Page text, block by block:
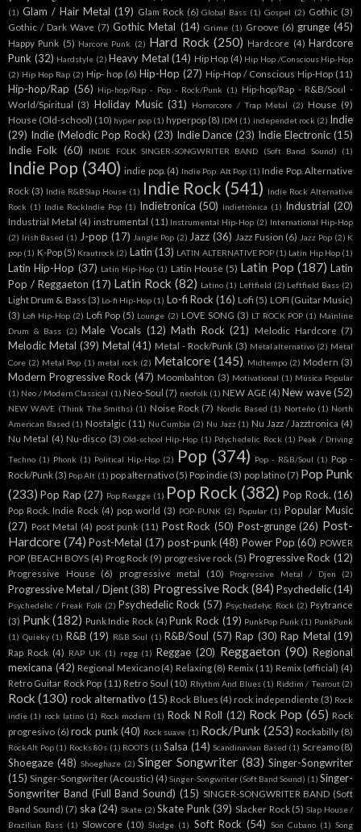
(1) Glam / Hair Metal (19) Glam Rock (6) Global Bass (1) Gospel (2) Gothic (3)
Gothic / Dark Wave (7) Gothic Metal (14) Grime (1) Groove (6) grunge (45)
Happy Punk (5) Harcore Punk (2) Hard Rock (250) Hardcore (4) Hardcore
Punk (32) Hardstyle (2) Heavy Metal (14) Hip Hop (4) Hip Hop /Conscious Hip-Hop
(2) Hip Hop Rap (2) Hip- hop (6) Hip-Hop (27) Hip-Hop / Conscious Hip-Hop (11)
Hip-hop/Rap (56) Hip-hop/Rap - Pop - Rock/Punk (1) Hip-hop/Rap - R&B/Soul -
World/Spiritual (3) Holiday Music (31) Horrorcore / Trap Metal (2) House (9)
House (Old-school) (10) hyper pop (1) hyperpop (8) IDM (1) independet rock (2) Indie
(29) Indie (Melodic Pop Rock) (23) Indie Dance (23) Indie Electronic (15)
Indie Folk (60) INDIE FOLK SINGER-SONGWRITER BAND (Soft Band Sound) (1)
Indie Pop (340) indie pop. (4) Indie Pop. Alt Pop (1) Indie Pop. Alternative
Rock (3) Indie R&BSlap House (1) Indie Rock (541) Indie Rock Alternative
Rock (1) Indie RockIndie Pop (1) Indietronica (50) indietrónica (1) Industrial (20)
Industrial Metal (4) instrumental (11) Instrumental Hip-Hop (2) International Hip-Hop
(2) Irish Based (1) J-pop (17) Jangle Pop (2) Jazz (36) Jazz Fusion (6) Jazz Pop (2) K
pop (1) K-Pop (5) Krautrock (2) Latin (13) LATIN ALTERNATIVE POP (1) Latin Hip Hop (1)
Latin Hip-Hop (37) Latín Hip-Hop (1) Latin House (5) Latin Pop (187) Latin
Pop / Reggaeton (17) Latin Rock (82) Latino (1) Leftfield (2) Leftfield Bass (2)
Light Drum & Bass (3) Lo-fi Hip-Hop (1) Lo-fi Rock (16) Lofi (5) LOFI (Guitar Music)
(3) Lofi Hip-Hop (2) Lofi Pop (5) Lounge (2) LOVE SONG (3) LT ROCK POP (1) Mainline
Drum & Bass (2) Male Vocals (12) Math Rock (21) Melodic Hardcore (7)
Melodic Metal (39) Metal (41) Metal - Rock/Punk (3) Metal alternativo (2) Metal
Core (2) Metal Pop (1) metal rock (2) Metalcore (145) Midtempo (2) Modern (3)
Modern Progressive Rock (47) Moombahton (3) Motivational (1) Música Popular
(1) Neo / Modern Classical (1) Neo-Soul (7) neofolk (1) NEW AGE (4) New wave (52)
NEW WAVE (Think The Smiths) (1) Noise Rock (7) Nordic Based (1) Norteño (1) North
American Based (1) Nostalgic (11) Nu Cumbia (2) Nu Jazz (1) Nu Jazz / Jazztronica (4)
Nu Metal (4) Nu-disco (3) Old-school Hip-Hop (1) Pdychedelic Rock (1) Peak / Driving
Techno (1) Phonk (1) Political Hip-Hop (2) Pop (374) Pop - R&B/Soul (1) Pop -
Rock/Punk (3) Pop Alt (1) pop alternativo (5) Pop indie (3) pop latino (7) Pop Punk
(233) Pop Rap (27) Pop Reagge (1) Pop Rock (382) Pop Rock. (16)
Pop Rock. Indie Rock (4) pop world (3) POP-PUNK (2) Popular (1) Popular Music
(27) Post Metal (4) post punk (11) Post Rock (50) Post-grunge (26) Post-
Hardcore (74) Post-Metal (17) post-punk (48) Power Pop (60) POWER
POP (BEACH BOYS (4) Prog Rock (9) progresive rock (5) Progressive Rock (12)
Progressive House (6) progressive metal (10) Progressive Metal / Djen (2)
Progressive Metal / Djent (38) Progressive Rock (84) Psychedelic(14)
Psychedelic / Freak Folk (2) Psychedelic Rock (57) Psychedelyc Rock (2) Psytrance
(3) Punk (182) Punk Indie Rock (4) Punk Rock (19) PunkPop Punk (1) PunkPunk
(1) Quieky (1) R&B (19) R&B Soul (1) R&B/Soul (57) Rap (30) Rap Metal (19)
Rap Rock (4) RAP UK (1) regg (1) Reggae (20) Reggaeton (90) Regional
mexicana (42) Regional Mexicano (4) Relaxing (8) Remix (11) Remix (official) (4)
Retro Guitar Rock Pop (11) Retro Soul (10) Rhythm And Blues (1) Riddim / Tearout (2)
Rock (130) rock alternativo (15) Rock Blues (4) rock independiente (3) Rock
indie (1) rock latino (1) Rock modern (1) Rock N Roll (12) Rock Pop (65) Rock
progresivo (6) rock punk (40) Rock suave (1) Rock/Punk (253) Rockabilly (8)
RockAlt Pop (1) Rocks 80s (1) ROOTS (1) Salsa (14) Scandinavian Based (1) Screamo (8)
Shoegaze (48) Shoeghaze (2) Singer Songwriter (83) Singer-Songwriter
(15) Singer-Songwriter (Acoustic) (4) Singer-Songwriter (Soft Band Sound) (1) Singer-
Songwriter Band (Full Band Sound) (15) SINGER-SONGWRITER BAND (Soft
Band Sound) (7) ska (24) Skate (2) Skate Punk (39) Slacker Rock (5) Slap House /
Brazilian Bass (1) Slowcore (10) Sludge (1) Soft Rock (54) Son Cubano (1) Song